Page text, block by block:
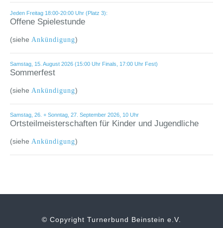
Jeden Freitag 18:00-20:00 Uhr (Platz 3):
Offene Spielestunde
(siehe Ankündigung)
Samstag, 15. August 2026 (15:00 Uhr Finals, 17:00 Uhr Fest)
Sommerfest
(siehe Ankündigung)
Samstag, 26. + Sonntag, 27. September 2026, 10 Uhr
Ortsteilmeisterschaften für Kinder und Jugendliche
(siehe Ankündigung)
© Copyright Turnerbund Beinstein e.V.